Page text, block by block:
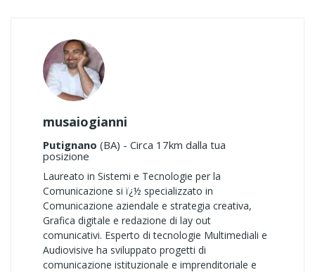
musaiogianni
Putignano (BA) - Circa 17km dalla tua
posizione
Laureato in Sistemi e Tecnologie per la
Comunicazione si ï¿½ specializzato in
Comunicazione aziendale e strategia creativa,
Grafica digitale e redazione di lay out
comunicativi. Esperto di tecnologie Multimediali e
Audiovisive ha sviluppato progetti di
comunicazione istituzionale e imprenditoriale e